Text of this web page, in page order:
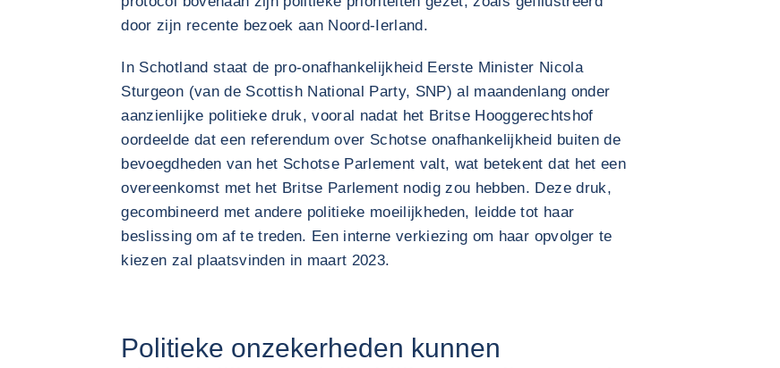
door zijn recente bezoek aan Noord-Ierland.
In Schotland staat de pro-onafhankelijkheid Eerste Minister Nicola
Sturgeon (van de Scottish National Party, SNP) al maandenlang onder
aanzienlijke politieke druk, vooral nadat het Britse Hooggerechtshof
oordeelde dat een referendum over Schotse onafhankelijkheid buiten de
bevoegdheden van het Schotse Parlement valt, wat betekent dat het een
overeenkomst met het Britse Parlement nodig zou hebben. Deze druk,
gecombineerd met andere politieke moeilijkheden, leidde tot haar
beslissing om af te treden. Een interne verkiezing om haar opvolger te
kiezen zal plaatsvinden in maart 2023.
Politieke onzekerheden kunnen